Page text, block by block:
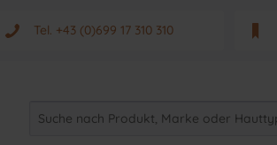
Tel. +43 (0)699 17 310 310